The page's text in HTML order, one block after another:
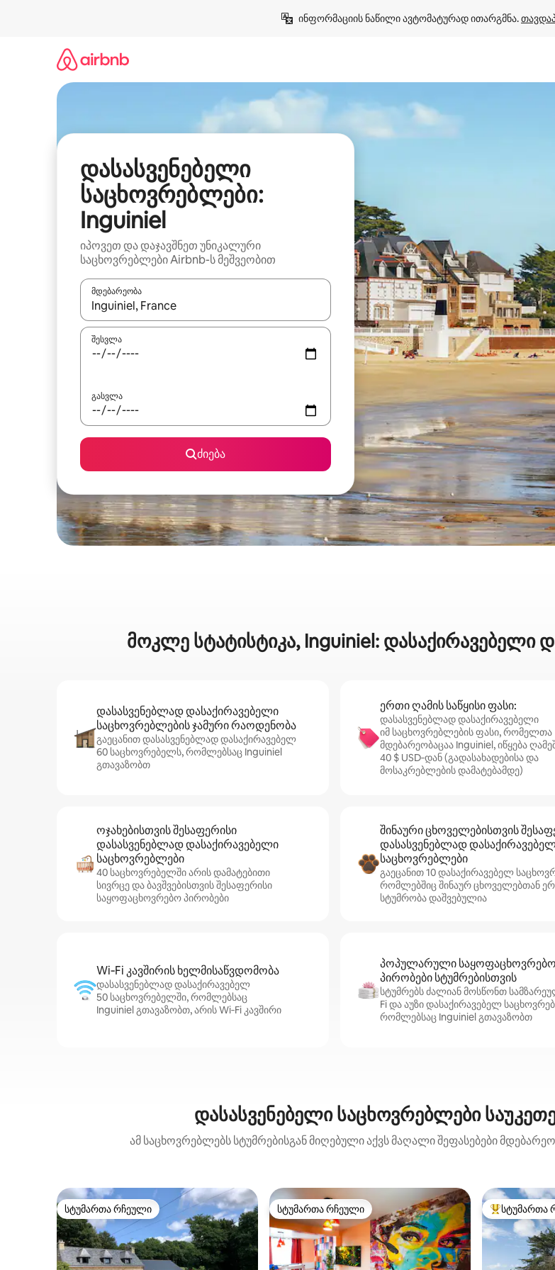
ინფორმაციის ნაწილი ავტომატურად ითარგმნა.
დასასვენებელი
საცხოვრებლები:
Inguiniel
იპოვეთ და დაჯავშნეთ უნიკალური
საცხოვრებლები Airbnb-ს მეშვეობით
მდებარეობა
როცა შედეგები ხელმისაწვდომი გახდება, ნავიგაციისთვის გამოიყენეთ კლავიშები ზემოთ/ქვემოთ
შესვლა
გასვლა
ძიება
მოკლე სტატისტიკა, Inguiniel: დასაქირავებელი
დასასვენებლად დასაქირავებელი
საცხოვრებლების ჯამური რაოდენობა
გაეცანით დასასვენებლად დასაქირავებელ
60 საცხოვრებელს, რომლებსაც Inguiniel
გთავაზობთ
ერთი ღამის საწყისი ფასი:
დასასვენებლად დასაქირავებელი
იმ საცხოვრებლების ფასი, რომელთა
მდებარეობაცაა Inguiniel, იწყება
40 $ USD‑დან (გადასახადებისა და
მოსაკრებლების დამატებამდე)
ოჯახებისთვის შესაფერისი
დასასვენებლად დასაქირავებელი
საცხოვრებლები
40 საცხოვრებელში არის დამატებითი
სივრცე და ბავშვებისთვის შესაფერისი
საყოფაცხოვრებო პირობები
შინაური ცხოველებისთვის
დასასვენებლად
საცხოვრებლები
გაეცანით 10 დასაქირავებელ
რომლებშიც შინაურ ცხოველებთან
სტუმრობა დაშვებულია
Wi‑Fi კავშირის ხელმისაწვდომობა
დასასვენებლად დასაქირავებელ
50 საცხოვრებელში, რომლებსაც
Inguiniel გთავაზობთ, არის Wi‑Fi კავშირი
პოპულარული საყოფაცხოვრებო
პირობები სტუმრებისთვის
სტუმრებს ძალიან მოსწონთ
Fi და აუზი დასაქირავებელ
რომლებსაც Inguiniel გთავაზობთ
დასასვენებელი საცხოვრებლები
ამ საცხოვრებლებს სტუმრებისგან მიღებული აქვს მაღალი შეფასებები
სტუმართა რჩეული
სტუმართა რჩეული სტუმართა რჩეული
სტუმართა რჩეული სტუმართა
სტუმართა